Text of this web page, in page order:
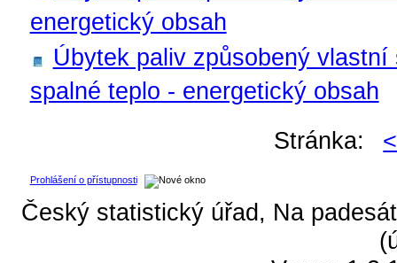
energetický obsah
Úbytek paliv způsobený
spalné teplo - energetický obsah
Stránka:
<
Prohlášení o přístupnosti
Český statistický úřad, Na